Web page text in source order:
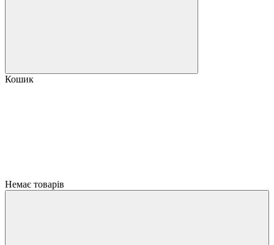
Кошик
Немає товарів